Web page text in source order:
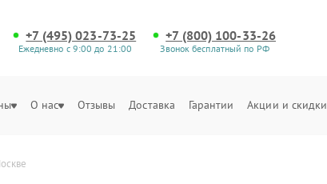
+7 (495) 023-73-25
Ежедневно с 9:00 до 21:00
+7 (800) 100-33-26
Звонок бесплатный по РФ
О нас Отзывы Доставка Гарантии Акции и скидки